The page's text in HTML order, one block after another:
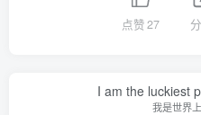
点赞27
I am the luckiest
我是世界